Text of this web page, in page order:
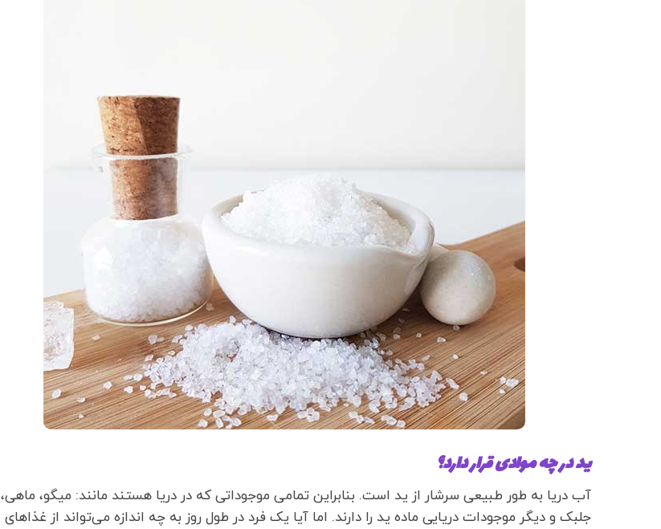
ید در چه موادی قرار دارد؟
آب دریا به طور طبیعی سرشار از ید است. بنابراین تمامی موجوداتی که در دریا هستند مانند: میگو، ماهی،
جلبک و دیگر موجودات دریایی ماده ید را دارند. اما آیا یک فرد در طول روز به چه اندازه می‌تواند از غذاهای